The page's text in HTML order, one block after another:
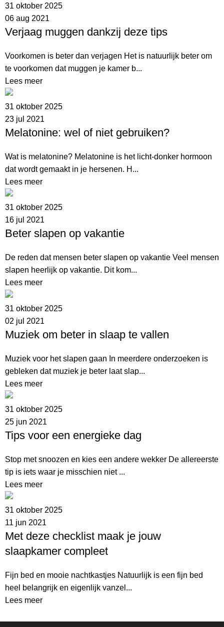
31 oktober 2025
06 aug 2021
Verjaag muggen dankzij deze tips
Voorkomen is beter dan verjagen Het is natuurlijk beter om
te voorkomen dat muggen je kamer b...
Lees meer
31 oktober 2025
23 jul 2021
Melatonine: wel of niet gebruiken?
Wat is melatonine? Melatonine is het licht-donker hormoon
dat wordt gemaakt in je hersenen. H...
Lees meer
31 oktober 2025
16 jul 2021
Beter slapen op vakantie
De reden dat mensen beter slapen op vakantie Veel mensen
slapen heerlijk op vakantie. Dit kom...
Lees meer
31 oktober 2025
02 jul 2021
Muziek om beter in slaap te vallen
Muziek voor het slapen gaan In meerdere onderzoeken is
gebleken dat muziek je beter laat slap...
Lees meer
31 oktober 2025
25 jun 2021
Tips voor een energieke dag
Stop met snoozen en kies een andere wekker De allereerste
tip is iets waar je misschien niet ...
Lees meer
31 oktober 2025
11 jun 2021
Met deze checklist maak je jouw
slaapkamer compleet
Fijn bed en mooie nachtkastjes Natuurlijk is een fijn bed
heel belangrijk en eigenlijk vanzel...
Lees meer